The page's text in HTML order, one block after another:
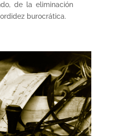
de la eliminación
burocrática.